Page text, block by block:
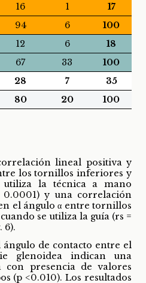
16 1
17
94 6
100
12 6
18
67 33
100
28 7
35
80 20 100
lineal positiva y
los tornillos inferiores y
utiliza la técnica a mano
0.0001) y una correlación
el ángulo α entre tornillos
se utiliza la guía (rs =
6).
ángulo de contacto entre el
glenoidea indican una
con presencia de valores
(p <0.010). Los resultados